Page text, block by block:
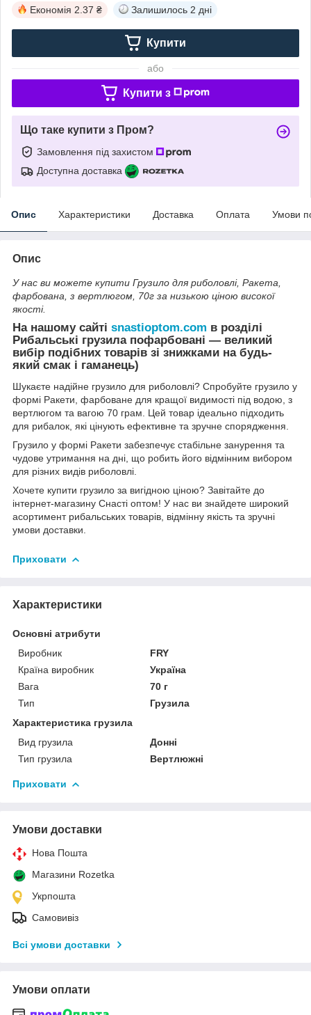
Економія 2.37 ₴ Залишилось 2 дні
Купити
або
Купити з
Що таке купити з Пром?
Замовлення під захистом
Доступна доставка
Опис Характеристики Доставка Оплата Умови
Опис
У нас ви можете купити Грузило для риболовлі, Ракета,
фарбована, з вертлюгом, 70г за низькою ціною високої
якості.
На нашому сайті snastioptom.com в розділі
Рибальські грузила пофарбовані — великий
вибір подібних товарів зі знижками на будь-
який смак і гаманець)
Шукаєте надійне грузило для риболовлі? Спробуйте грузило у
формі Ракети, фарбоване для кращої видимості під водою, з
вертлюгом та вагою 70 грам. Цей товар ідеально підходить
для рибалок, які цінують ефективне та зручне спорядження.
Грузило у формі Ракети забезпечує стабільне занурення та
чудове утримання на дні, що робить його відмінним вибором
для різних видів риболовлі.
Хочете купити грузило за вигідною ціною? Завітайте до
інтернет-магазину Снасті оптом! У нас ви знайдете широкий
асортимент рибальських товарів, відмінну якість та зручні
умови доставки.
Приховати
Характеристики
Основні атрибути
Виробник
FRY
Країна виробник
Україна
Вага
70 г
Тип
Грузила
Характеристика грузила
Вид грузила
Донні
Тип грузила
Вертлюжні
Приховати
Умови доставки
Нова Пошта
Магазини Rozetka
Укрпошта
Самовивіз
Всі умови доставки
Умови оплати